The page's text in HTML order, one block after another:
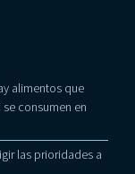
alimentos que
consumen en
las prioridades a